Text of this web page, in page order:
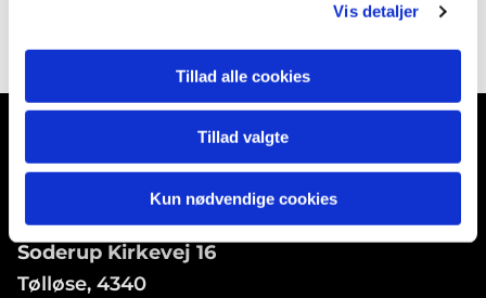
Vis detaljer
Tillad alle cookies
Tillad valgte
Kun nødvendige cookies
Soderup Kirke
Soderup Kirkevej 16
Tølløse, 4340